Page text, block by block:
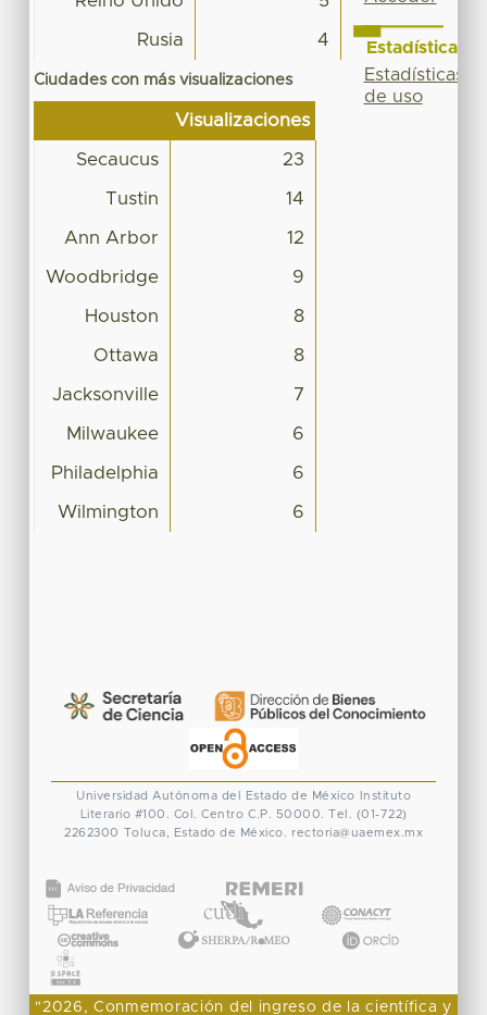
Rusia 4
Ciudades con más visualizaciones
Visualizaciones
Secaucus 23
Tustin 14
Ann Arbor 12
Woodbridge 9
Houston 8
Ottawa 8
Jacksonville 7
Milwaukee 6
Philadelphia 6
Wilmington 6
Estadísticas
Estadísticas
de uso
Universidad Autónoma del Estado de México
Instituto
Literario #100. Col. Centro C.P. 50000. Tel. (01-722)
2262300 Toluca, Estado de México. rectoria@uaemex.mx
"2026, Conmemoración del ingreso de la científica y